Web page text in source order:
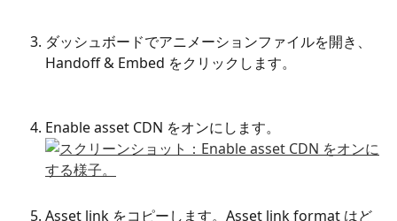
ダッシュボードでアニメーションファイルを開き、
Handoff & Embed をクリックします。
Enable asset CDN をオンにします。
Asset link をコピーします。Asset link format はど